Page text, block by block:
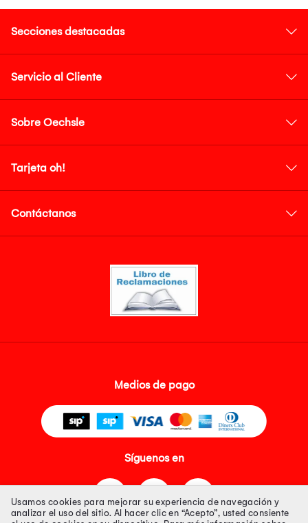
Secciones destacadas
Servicio al Cliente
Sobre Oechsle
Tarjeta oh!
Contáctanos
Medios de pago
Síguenos en
Usamos cookies para mejorar su experiencia de navegación y
analizar el uso del sitio. Al hacer clic en “Acepto”, usted consiente